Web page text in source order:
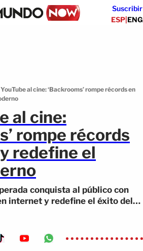
Suscribir
ESP|ENG
YouTube al cine: ‘Backrooms’ rompe récords en
al cine:
rompe récords
redefine el
conquista al público con
internet y redefine el éxito del